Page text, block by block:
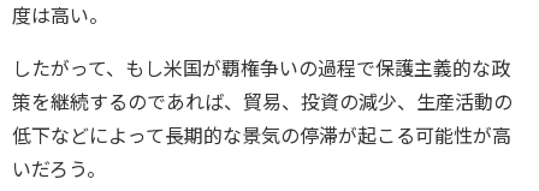
度は高い。
したがって、もし米国が覇権争いの過程で保護主義的な政
策を継続するのであれば、貿易、投資の減少、生産活動の
低下などによって長期的な景気の停滞が起こる可能性が高
いだろう。